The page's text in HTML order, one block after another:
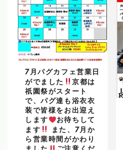
7月パグカフェ営業日
がでました
京都は
祇園祭がスタート
で、パグ達も浴衣衣
装で皆様をお出迎え
します
お待ちして
ます
また、7月か
ら営業時間がかわり